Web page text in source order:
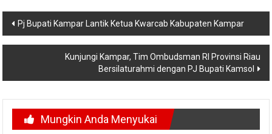
Navigasi
pos
Pj Bupati Kampar Lantik Ketua Kwarcab Kabupaten Kampar
Kunjungi Kampar, Tim Ombudsman RI Provinsi Riau
Bersilaturahmi dengan PJ Bupati Kamsol
Mungkin Anda Menyukai